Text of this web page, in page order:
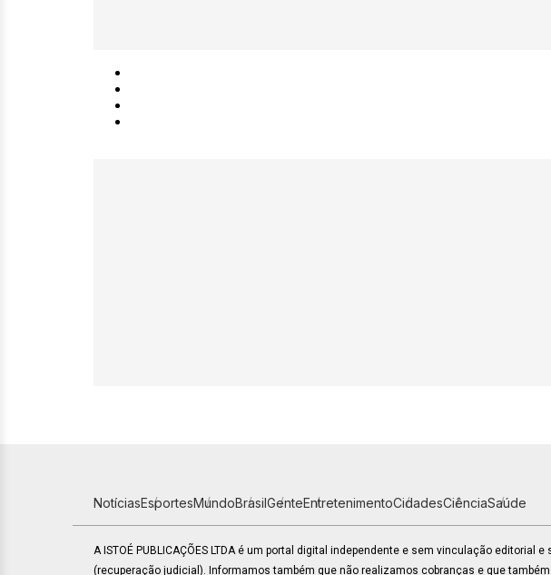
NotíciasEsportesMundoBrasilGenteEntretenimentoCidadesCiênciaSaúde
A ISTOÉ PUBLICAÇÕES LTDA é um portal digital independente e sem vinculação editorial e
(recuperação judicial). Informamos também que não realizamos cobranças e que